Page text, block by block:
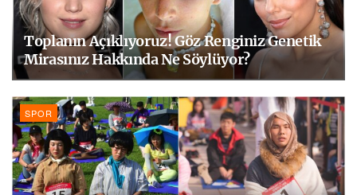
Toplanın Açıklıyoruz! Göz Renginiz Genetik
Mirasınız Hakkında Ne Söylüyor?
SPOR